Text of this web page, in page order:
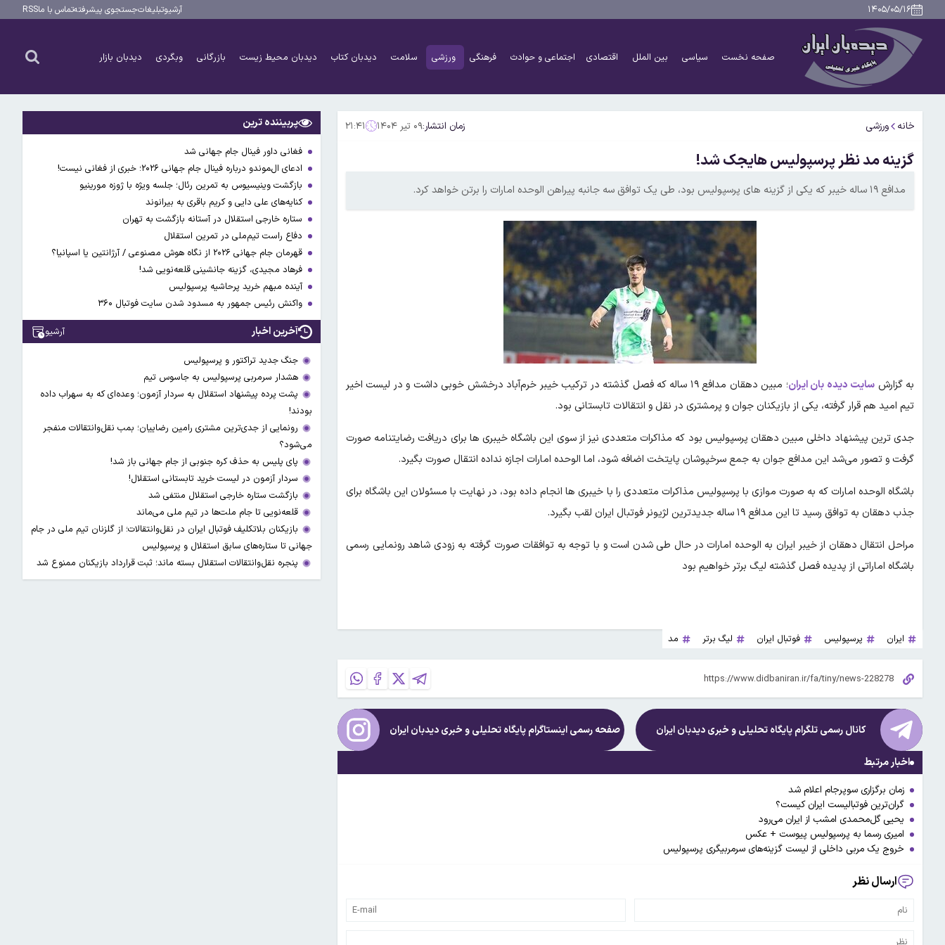
۱۴۰۵/۰۵/۱۶ آرشیوتبلیغاتجستجوی پیشرفتهتماس با ماRSS
صفحه نخست سیاسی بین الملل اقتصادی اجتماعی و حوادث فرهنگی ورزشی سلامت دیدبان کتاب دیدبان محیط زیست بازرگانی وبگردی دیدبان بازار
خانه ورزشی زمان انتشار:۰۹ تیر ۱۴۰۴ ۲۱:۴۱
گزینه مد نظر پرسپولیس هایجک شد!
مدافع ۱۹ ساله خیبر که یکی از گزینه های پرسپولیس بود، طی یک توافق سه جانبه پیراهن الوحده امارات را برتن خواهد کرد.
به گزارش سایت دیده بان ایران
؛ مبین دهقان مدافع ۱۹ ساله که فصل گذشته در ترکیب خیبر خرم‌آباد درخشش خوبی داشت و در لیست اخیر
تیم امید هم قرار گرفته، یکی از بازیکنان جوان و پرمشتری در نقل و انتقالات تابستانی بود.
جدی ترین پیشنهاد داخلی مبین دهقان پرسپولیس بود که مذاکرات متعددی نیز از سوی این باشگاه خیبری ها برای دریافت رضایتنامه صورت
گرفت و تصور می‌شد این مدافع جوان به جمع سرخپوشان پایتخت اضافه شود، اما الوحده امارات اجازه نداده انتقال صورت بگیرد.
باشگاه الوحده امارات که به صورت موازی با پرسپولیس مذاکرات متعددی را با خیبری ها انجام داده بود، در نهایت با مسئولان این باشگاه برای
جذب دهقان به توافق رسید تا این مدافع ۱۹ ساله جدیدترین لژیونر فوتبال ایران لقب بگیرد.
مراحل انتقال دهقان از خیبر ایران به الوحده امارات در حال طی شدن است و با توجه به توافقات صورت گرفته به زودی شاهد رونمایی رسمی
باشگاه اماراتی از پدیده فصل گذشته لیگ برتر خواهیم بود
ایران پرسپولیس فوتبال ایران لیگ برتر مد
کانال رسمی تلگرام پایگاه تحلیلی و خبریدیدبان ایران صفحه رسمی اینستاگرام پایگاه تحلیلی و خبریدیدبان ایران
اخبار مرتبط
زمان برگزاری سوپرجام اعلام شد
گران‌ترین فوتبالیست ایران کیست؟
یحیی گل‌محمدی امشب از ایران می‌رود
امیری رسما به پرسپولیس پیوست + عکس
خروج یک مربی داخلی از لیست گزینه‌های سرمربیگری پرسپولیس
ارسال نظر
پربیننده ترین
فغانی داور فینال جام جهانی شد
ادعای ال‌‍موندو درباره فینال جام جهانی ۲۰۲۶؛ خبری از فغانی نیست!
بازگشت وینیسیوس به تمرین رئال؛ جلسه ویژه با ژوزه مورینیو
کنایه‌های علی دایی و کریم باقری به بیرانوند
ستاره خارجی استقلال در آستانه بازگشت به تهران
دفاع راست تیم‌ملی در تمرین استقلال
قهرمان جام جهانی ۲۰۲۶ از نگاه هوش مصنوعی / آرژانتین یا اسپانیا؟
فرهاد مجیدی، گزینه جانشینی قلعه‌نویی شد!
آینده مبهم خرید پرحاشیه پرسپولیس
واکنش رئیس جمهور به مسدود شدن سایت فوتبال ۳۶۰
آخرین اخبار آرشیو
جنگ جدید تراکتور و پرسپولیس
هشدار سرمربی پرسپولیس به جاسوس تیم
پشت پرده پیشنهاد استقلال به سردار آزمون؛ وعده‌ای که به سهراب داده
بودند!
رونمایی از جدی‌ترین مشتری رامین رضاییان؛ بمب نقل‌وانتقالات منفجر
می‌شود؟
پای پلیس به حذف کره جنوبی از جام جهانی باز شد!
سردار آزمون در لیست خرید تابستانی استقلال!
بازگشت ستاره خارجی استقلال منتفی شد
قلعه‌نویی تا جام ملت‌ها در تیم ملی می‌ماند
بازیکنان بلاتکلیف فوتبال ایران در نقل‌وانتقالات؛ از گلزنان تیم ملی در جام
جهانی تا ستاره‌های سابق استقلال و پرسپولیس
پنجره نقل‌وانتقالات استقلال بسته ماند؛ ثبت قرارداد بازیکنان ممنوع شد